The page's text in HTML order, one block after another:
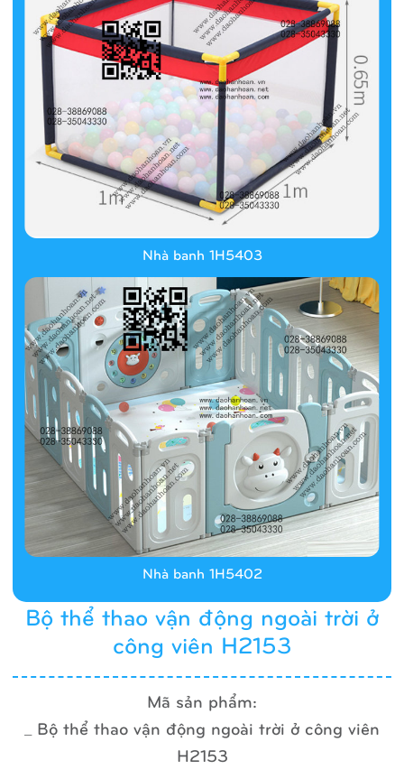
Bộ thể thao vận động ngoài trời ở
công viên H2153
Mã sản phẩm:
_ Bộ thể thao vận động ngoài trời ở công viên
H2153
Nhà banh 1H5403
Nhà banh 1H5402